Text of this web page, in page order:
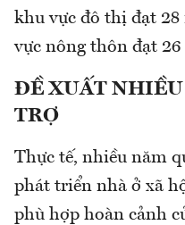
khu vực đô thị đạt
vực nông thôn đạt
ĐỀ XUẤT
TRỢ
Thực tế, nhiều năm
phát triển nhà ở xã
phù hợp hoàn cảnh